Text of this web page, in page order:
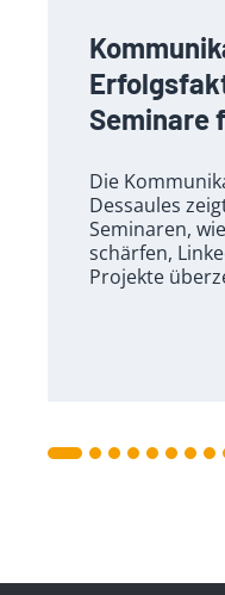
Seminare
Die
Dessaules
Seminaren,
schärfen,
Projekte